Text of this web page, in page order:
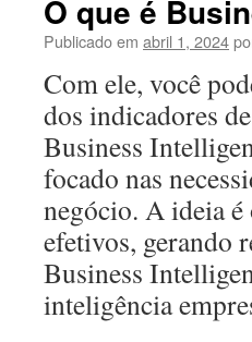
O que é
Publicado em abril 1, 2024
Com ele, você
dos indicadores
Business
focado nas
negócio. A ideia
efetivos, gerando
Business
inteligência